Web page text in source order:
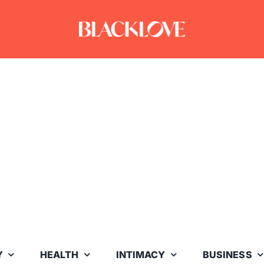
HEALTH INTIMACY BUSINESS